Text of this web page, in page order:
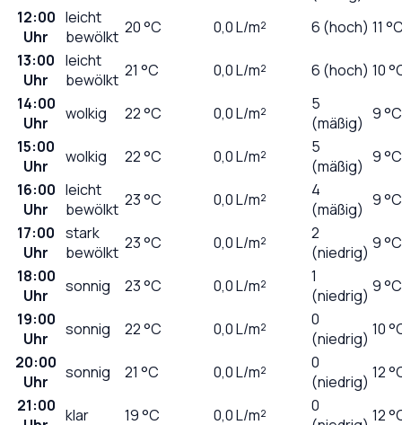
12:00
Uhr
leicht
bewölkt 20°C 0,0L/m² 6 (hoch) 11
13:00
Uhr
leicht
bewölkt 21 °C 0,0L/m² 6 (hoch) 10
14:00
Uhr
wolkig 22°C 0,0L/m²
5
(mäßig) 9 °C
15:00
Uhr
wolkig 22°C 0,0L/m²
5
(mäßig) 9 °C
16:00
Uhr
leicht
bewölkt 23°C 0,0L/m²
4
(mäßig) 9 °C
17:00
Uhr
stark
bewölkt 23°C 0,0L/m²
2
(niedrig) 9 °C
18:00
Uhr
sonnig 23°C 0,0L/m²
1
(niedrig) 9 °C
19:00
Uhr
sonnig 22°C 0,0L/m²
0
(niedrig) 10
20:00
Uhr
sonnig 21 °C 0,0L/m²
0
(niedrig) 12
21:00 klar 19°C 0,0L/m²
0
12